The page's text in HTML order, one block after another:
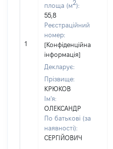
1
площа (м2):
55,8
Реєстраційний
номер:
[Конфіденційна
інформація]
Декларує:
Прізвище:
КРЮКОВ
Ім'я:
ОЛЕКСАНДР
По батькові (за
наявності):
СЕРГІЙОВИЧ